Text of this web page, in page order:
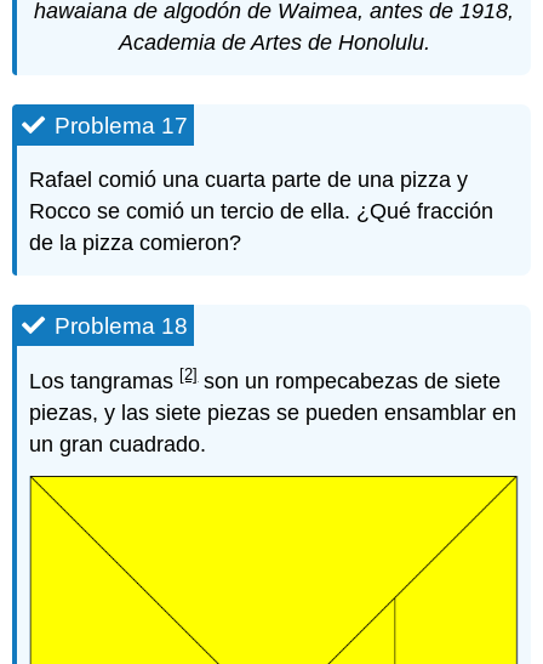
hawaiana de algodón de Waimea, antes de 1918,
Academia de Artes de Honolulu.
Problema 17
Rafael comió una cuarta parte de una pizza y
Rocco se comió un tercio de ella. ¿Qué fracción
de la pizza comieron?
Problema 18
Los tangramas [2]son un rompecabezas de siete
piezas, y las siete piezas se pueden ensamblar en
un gran cuadrado.